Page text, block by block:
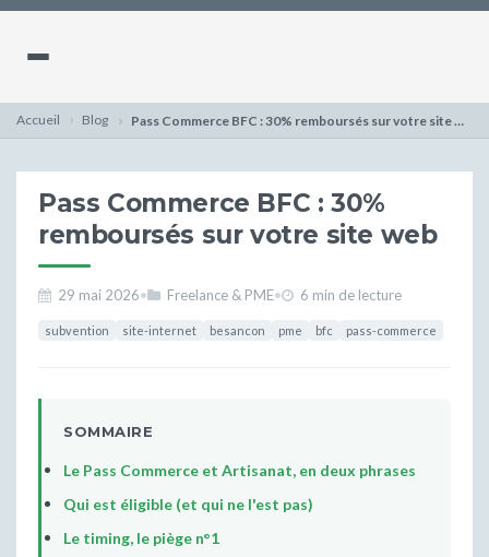
Accueil Blog Pass Commerce BFC : 30% remboursés sur votre site web
Pass Commerce BFC : 30%
remboursés sur votre site web
29 mai 2026• Freelance & PME• 6 min de lecture
subvention site-internet besancon pme bfc pass-commerce
SOMMAIRE
Le Pass Commerce et Artisanat, en deux phrases
Qui est éligible (et qui ne l'est pas)
Le timing, le piège n°1